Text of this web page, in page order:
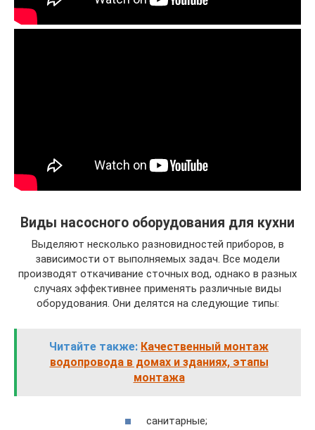
Виды насосного оборудования для кухни
Выделяют несколько разновидностей приборов, в
зависимости от выполняемых задач. Все модели
производят откачивание сточных вод, однако в разных
случаях эффективнее применять различные виды
оборудования. Они делятся на следующие типы:
Читайте также: Качественный монтаж
водопровода в домах и зданиях, этапы
монтажа
санитарные;